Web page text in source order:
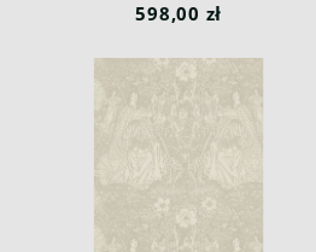
598,00 zł